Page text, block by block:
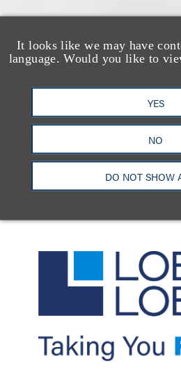
It looks like we may have
language. Would you like to
YES
NO
DO NOT SHOW
芝加
华盛顿特区
旧金山
香港
LinkedIn
Facebook
隐私政策